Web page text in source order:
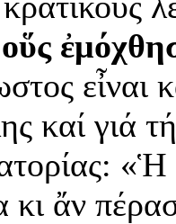
εἶναι
καί γιά
κι ἄν